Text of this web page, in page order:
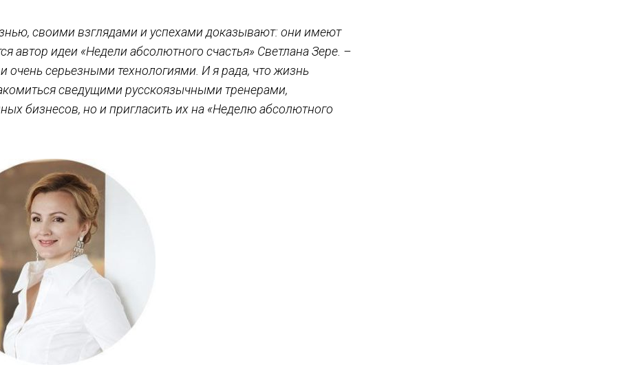
своими взглядами и успехами доказывают: они имеют
автор идеи «Недели абсолютного счастья» Светлана Зере. –
серьезными технологиями. И я рада, что жизнь
сведущими русскоязычными тренерами,
бизнесов, но и пригласить их на «Неделю абсолютного